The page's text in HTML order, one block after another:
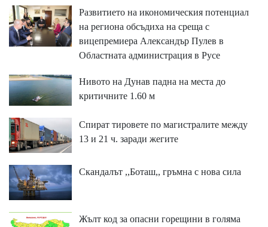
Развитието на икономическия потенциал
на региона обсъдиха на среща с
вицепремиера Александър Пулев в
Областната администрация в Русе
Нивото на Дунав падна на места до
критичните 1.60 м
Спират тировете по магистралите между
13 и 21 ч. заради жегите
Скандалът ,,Боташ,, гръмна с нова сила
Жълт код за опасни горещини в голяма